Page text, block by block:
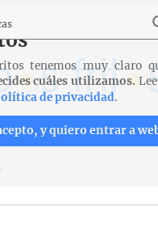
yemas
tenemos muy claro
cuáles utilizamos.
de privacidad.
y quiero entrar a